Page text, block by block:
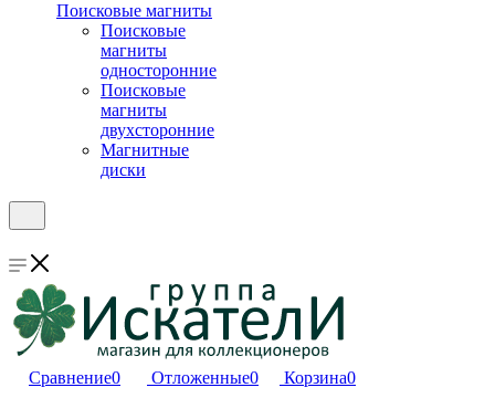
Поисковые магниты
Поисковые
магниты
односторонние
Поисковые
магниты
двухсторонние
Магнитные
диски
Сравнение0 Отложенные0 Корзина0